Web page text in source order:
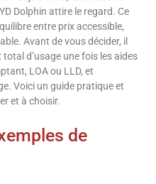
Dolphin attire le regard. Ce
entre prix accessible,
Avant de vous décider, il
d’usage une fois les aides
LOA ou LLD, et
Voici un guide pratique et
et à choisir.
de